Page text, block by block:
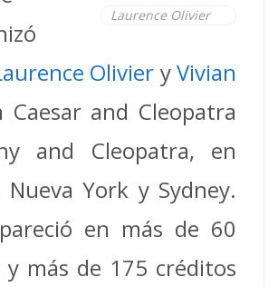
Laurence Olivier
Olivier yVivian
Caesar and Cleopatra
and Cleopatra, en
Nueva York y Sydney.
en más de 60
y más de 175 créditos